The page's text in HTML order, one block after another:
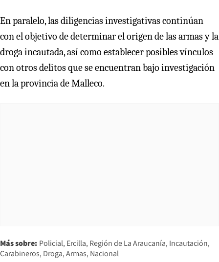
En paralelo, las diligencias investigativas continúan
con el objetivo de determinar el origen de las armas y la
droga incautada, así como establecer posibles vínculos
con otros delitos que se encuentran bajo investigación
en la provincia de Malleco.
Más sobre: Policial Ercilla Región de La Araucanía Incautación
Carabineros Droga Armas Nacional